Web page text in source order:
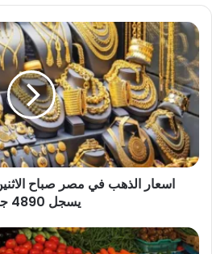
اسعار
الذهب
في
مصر
صباح
الاثنين
سبتمبر
وعيار
جنيهًا
يسجل 4890 جنيهًا
أسعار